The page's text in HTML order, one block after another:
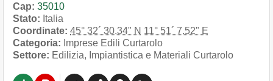
Cap: 35010
Stato: Italia
Coordinate: 45° 32´ 30.34" N 11° 51´ 7.52" E
Categoria: Imprese Edili Curtarolo
Settore: Edilizia, Impiantistica e Materiali Curtarolo